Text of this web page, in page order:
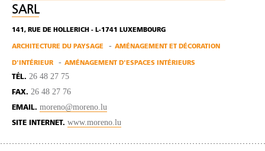
SARL
141, RUE DE HOLLERICH - L-1741 LUXEMBOURG
ARCHITECTURE DU PAYSAGE AMÉNAGEMENT ET DÉCORATION
D'INTÉRIEUR AMÉNAGEMENT D'ESPACES INTÉRIEURS
TÉL. 26 48 27 75
FAX. 26 48 27 76
EMAIL. moreno@moreno.lu
SITE INTERNET. www.moreno.lu